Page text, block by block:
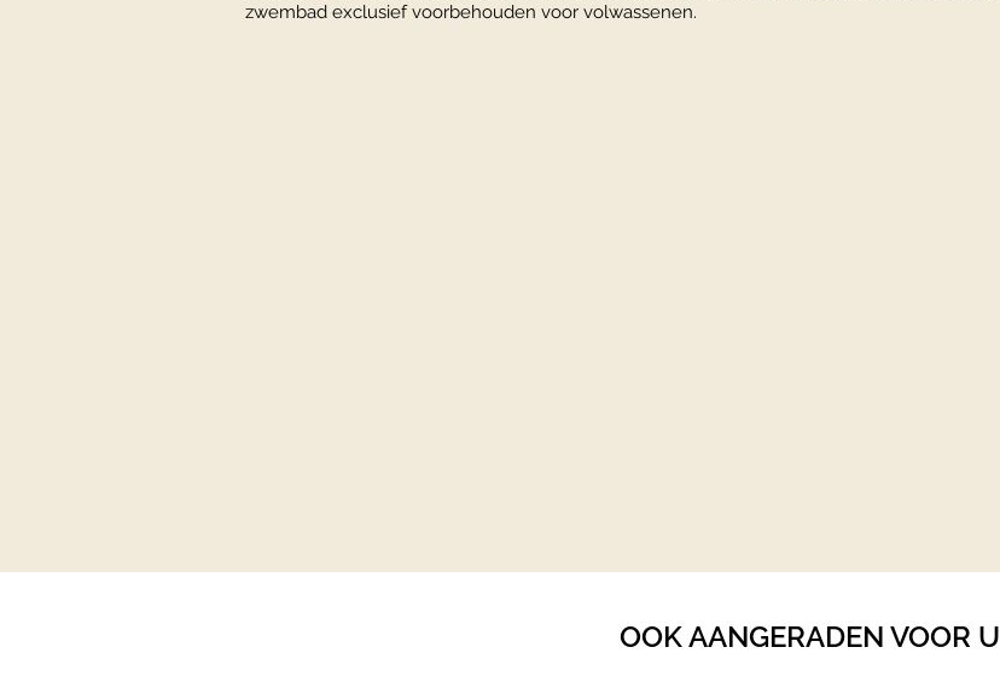
zwembad exclusief voorbehouden voor volwassenen.
OOK AANGERADEN VOOR U